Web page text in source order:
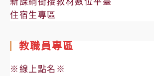
測
生
住宿生專區
教職員專區
※線上點名※